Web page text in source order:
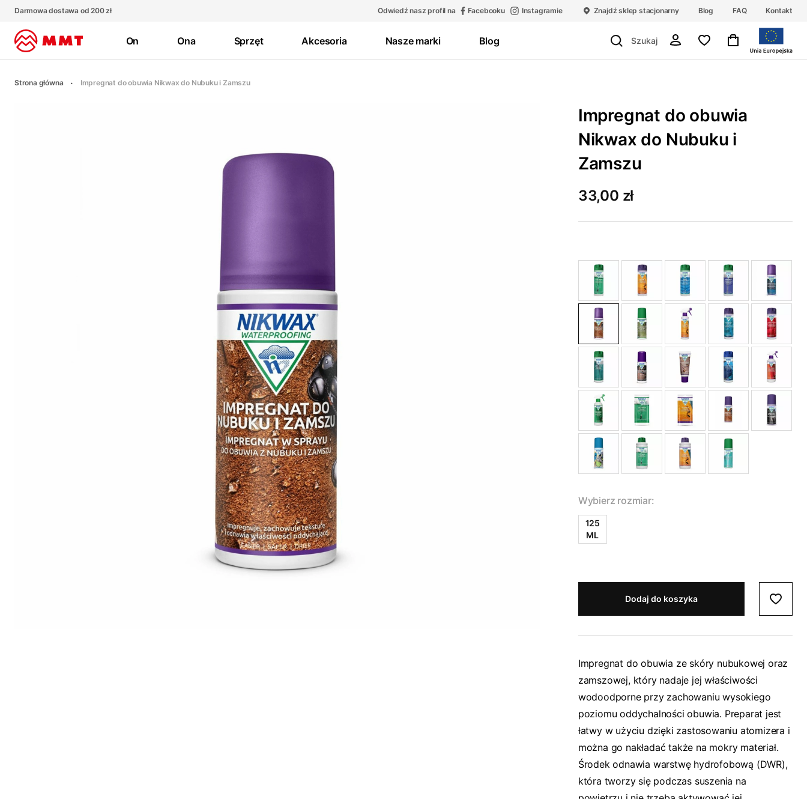
Darmowa dostawa od 200 zł Odwiedź nasz profil na Facebooku Instagramie Znajdź sklep stacjonarny Blog FAQ Kontakt
On Ona Sprzęt Akcesoria Nasze marki Blog
Strona główna Impregnat do obuwia Nikwax do Nubuku i Zamszu
Impregnat do obuwia
Nikwax do Nubuku i
Zamszu
33,00 zł
Wybierz rozmiar:
125
ML
Dodaj do koszyka
Impregnat do obuwia ze skóry nubukowej oraz
zamszowej, który nadaje jej właściwości
wodoodporne przy zachowaniu wysokiego
poziomu oddychalności obuwia. Preparat jest
łatwy w użyciu dzięki zastosowaniu atomizera i
można go nakładać także na mokry materiał.
Środek odnawia warstwę hydrofobową (DWR),
która tworzy się podczas suszenia na